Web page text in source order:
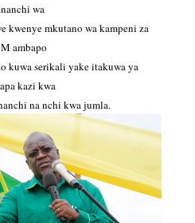
wa
kwenye mkutano wa kampeni za
ambapo
kuwa serikali yake itakuwa ya
kazi kwa
na nchi kwa jumla.